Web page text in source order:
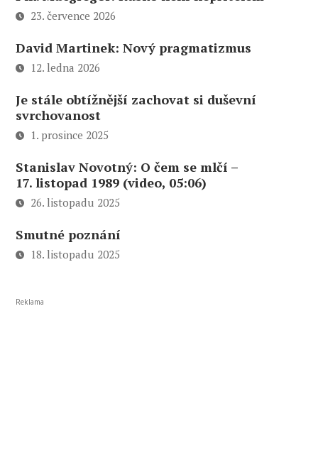
23. července 2026
David Martinek: Nový pragmatizmus
12. ledna 2026
Je stále obtížnější zachovat si duševní
svrchovanost
1. prosince 2025
Stanislav Novotný: O čem se mlčí –
17. listopad 1989 (video, 05:06)
26. listopadu 2025
Smutné poznání
18. listopadu 2025
Reklama